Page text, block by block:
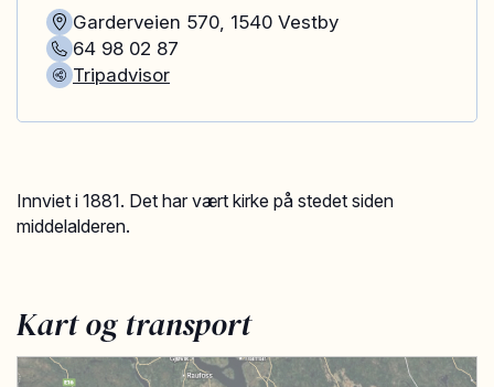
Innviet i 1881. Det har vært kirke på stedet siden
middelalderen.
Kart og transport
Garderveien 570, 1540 Vestby
64 98 02 87
Tripadvisor